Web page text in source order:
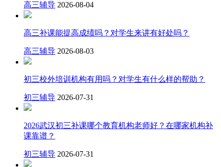
高三辅导 2026-08-04
高三补课能提高成绩吗？对学生来讲有好处吗？
高三辅导 2026-08-03
初三校外培训机构有用吗？对学生有什么样的帮助？
初三辅导 2026-07-31
2026武汉初三补课哪个教育机构老师好？在哪家机构补
课靠谱？
初三辅导 2026-07-31